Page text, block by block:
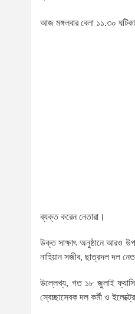
আজ মঙ্গলবার বেলা ১১.৩০
ব্যক্ত করেন নেতারা।
উক্ত সাক্ষাৎ অনুষ্ঠানে আরও
নাহিয়ান সজীব, ছাত্রদল দল
উল্লেখ্য, গত ১৮ জুলাই
স্বেচ্ছাসেবক দল কর্মী ও